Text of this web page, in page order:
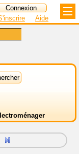
Aide